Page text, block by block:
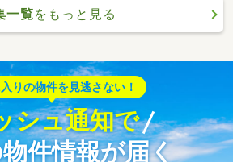
一覧をもっと見る
りの物件を見逃さない！
シュ通知で
件情報が届く